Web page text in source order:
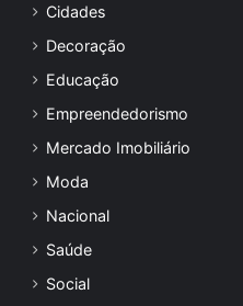
Cidades
Decoração
Educação
Empreendedorismo
Mercado Imobiliário
Moda
Nacional
Saúde
Social